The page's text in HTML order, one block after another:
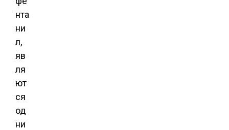
нта
ни
л,
яв
ля
ют
ся
од
ни